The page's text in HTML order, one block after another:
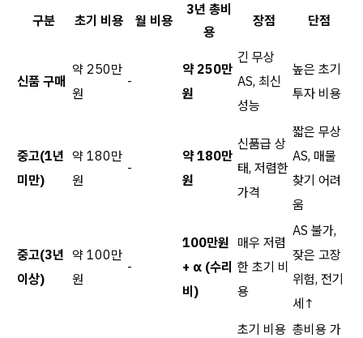
구분 초기 비용 월 비용
3년 총비
용
장점 단점
신품 구매
약 250만
원
-
약 250만
원
긴 무상
AS, 최신
성능
높은 초기
투자 비용
중고(1년
미만)
약 180만
원
-
약 180만
원
신품급 상
태, 저렴한
가격
짧은 무상
AS, 매물
찾기 어려
움
중고(3년
이상)
약 100만
원
-
100만원
+ α (수리
비)
매우 저렴
한 초기 비
용
AS 불가,
잦은 고장
위험, 전기
세↑
초기 비용 총비용 가